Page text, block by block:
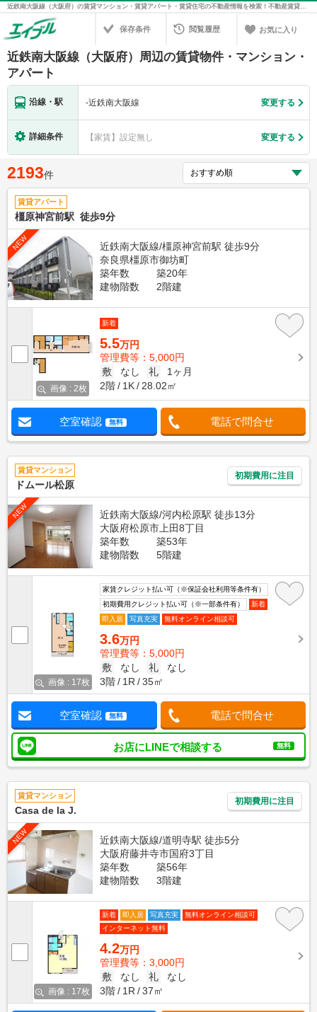
近鉄南大阪線（大阪府）の賃貸マンション・賃貸アパート・賃貸住宅の不動産情報を検索！不動産賃貸の物件探しは、お部屋探しのエイブル
保存条件 閲覧履歴 お気に入り
近鉄南大阪線（大阪府）周辺の賃貸物件・マンション・
アパート
沿線・駅 -近鉄南大阪線 変更する
詳細条件 【家賃】設定無し 変更する
2193件
賃貸アパート
橿原神宮前駅 徒歩9分
NEW
近鉄南大阪線/橿原神宮前駅 徒歩9分
奈良県橿原市御坊町
築年数
築20年
建物階数
2階建
画像 : 2枚
新着
5.5万円
管理費等：5,000円
敷
なし 礼
1ヶ月
2階
1K 28.02㎡
空室確認 無料 電話で問合せ
賃貸マンション
ドムール松原
初期費用に注目
NEW
近鉄南大阪線/河内松原駅 徒歩13分
大阪府松原市上田8丁目
築年数
築53年
建物階数
5階建
画像 : 17枚
家賃クレジット払い可（※保証会社利用等条件有）
初期費用クレジット払い可（※一部条件有）
新着
即入居
写真充実 無料オンライン相談可
3.6万円
管理費等：5,000円
敷
なし 礼
なし
3階
1R 35㎡
空室確認 無料 電話で問合せ
お店にLINEで相談する 無料
賃貸マンション
Casa de la J.
初期費用に注目
NEW
近鉄南大阪線/道明寺駅 徒歩5分
大阪府藤井寺市国府3丁目
築年数
築56年
建物階数
3階建
画像 : 17枚
新着 即入居 写真充実
無料オンライン相談可
インターネット無料
4.2万円
管理費等：3,000円
敷
なし 礼
なし
3階
1R 37㎡